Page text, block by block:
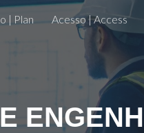
| Plan Acesso | Access